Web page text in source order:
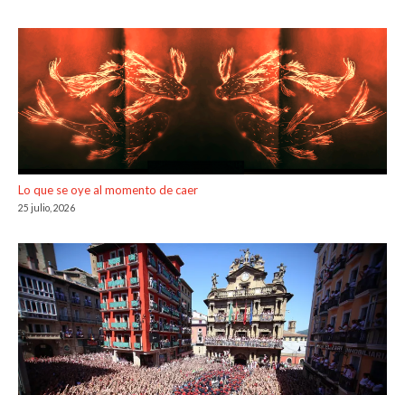
Lo que se oye al momento de caer
25 julio, 2026